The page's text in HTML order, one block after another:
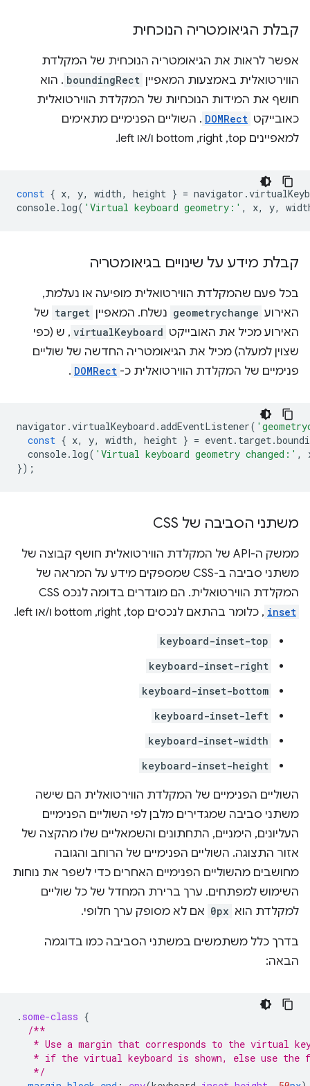
קבלת הגיאומטריה הנוכחית
אפשר לראות את הגיאומטריה הנוכחית של המקלדת
הווירטואלית באמצעות המאפיין boundingRect . הוא
חושף את המידות הנוכחיות של המקלדת הווירטואלית
כאובייקט DOMRect . השוליים הפנימיים מתאימים
למאפיינים top,‏ right,‏ bottom ו/או left.
const { x, y, width, height } = navigator .
console. log( 'Virtual keyboard geometry:' , x, y,
קבלת מידע על שינויים בגיאומטריה
בכל פעם שהמקלדת הווירטואלית מופיעה או נעלמת,
האירוע geometrychange נשלח. המאפיין target של
האירוע מכיל את האובייקט virtualKeyboard , ש (כפי
שצוין למעלה) מכיל את הגיאומטריה החדשה של שוליים
פנימיים של המקלדת הווירטואלית כ- DOMRect
.
navigator .virtualKeyboard .addEventListener(
const { x, y, width, height } = event. target.
console. log( 'Virtual keyboard geometry changed:' ,
});
משתני הסביבה של CSS
ממשק ה-API של המקלדת הווירטואלית חושף קבוצה של
משתני סביבה ב-CSS שמספקים מידע על המראה של
המקלדת הווירטואלית. הם מוגדרים בדומה לנכס CSS‏
inset , כלומר בהתאם לנכסים top,‏ right,‏ bottom ו/או left.
keyboard-inset-top
keyboard-inset-right
keyboard-inset-bottom
keyboard-inset-left
keyboard-inset-width
keyboard-inset-height
השוליים הפנימיים של המקלדת הווירטואלית הם שישה
משתני סביבה שמגדירים מלבן לפי השוליים הפנימיים
העליונים, הימניים, התחתונים והשמאליים שלו מהקצה של
אזור התצוגה. השוליים הפנימיים של הרוחב והגובה
מחושבים מהשוליים הפנימיים האחרים כדי לשפר את נוחות
השימוש למפתחים. ערך ברירת המחדל של כל שוליים
למקלדת הוא 0px אם לא מסופק ערך חלופי.
בדרך כלל משתמשים במשתני הסביבה כמו בדוגמה
הבאה:
. some-class {
/**
* Use a margin that corresponds to the virtual
* if the virtual keyboard is shown, else use the
   */